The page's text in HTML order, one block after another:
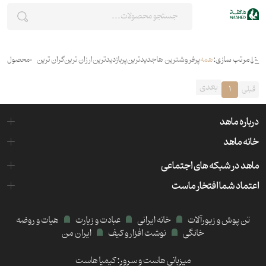
مرتب سازی:همهپرفروشترین هاجدیدترینپربازدیدترینارزان ترینگران ترین 0محصول
قبلی 1 بعدی
درباره ماهد
خانه ماهد
ماهد در شبکه های اجتماعی
اعتماد شما افتخار ماست
تن پوش و زیورآلات خانه ایرانی عبادت و زیارت
هیات و روضه
خانگی
نوشت افزار و کیف
ایران من
میزبانی هاست و سرور:کیمیا هاست